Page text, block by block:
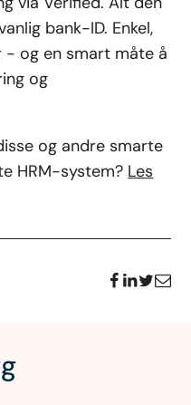
bank-ID. Enkel,
- og en smart måte å
og
og andre smarte
HRM-system? Les